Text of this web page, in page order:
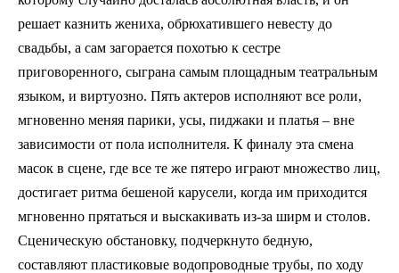
решает казнить жениха, обрюхатившего невесту до
свадьбы, а сам загорается похотью к сестре
приговоренного, сыграна самым площадным театральным
языком, и виртуозно. Пять актеров исполняют все роли,
мгновенно меняя парики, усы, пиджаки и платья – вне
зависимости от пола исполнителя. К финалу эта смена
масок в сцене, где все те же пятеро играют множество лиц,
достигает ритма бешеной карусели, когда им приходится
мгновенно прятаться и выскакивать из-за ширм и столов.
Сценическую обстановку, подчеркнуто бедную,
составляют пластиковые водопроводные трубы, по ходу